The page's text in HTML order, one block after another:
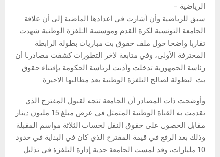
الرياضية –
سبق للرياضية وأن أشارت في اعدادها الماضية إلى أن علاقة
الجامعة التونسية لكرة القدم ومؤسسة التلفزة الوطنية شهدت
تقاربا واضحا حول ملف حقوق بث مباريات بطولة الرابطة
المحترفة الأولى، وفي متابعة لاخر التطورات كشفت مصادرنا أن
رئاسة الجمهورية تدخلت وأذنت لرئاسة الحكومة بإقتناء حقوق
بث البطولة لصالح التلفزة الوطنية بعد مطالبها الاخيرة .
وأوضحت ذات المصادر أن الجامعة تتجه لقبول المقترح الذي
تقدمت به القناة الوطنية المتمثل في عرض مبلغ 15 مليون دينار
مقابل الحصول على حقوق النقل لحساب الثلاثة مواسم المقبلة
وذلك بعد الرفع في قيمة المقترح الذي كان في البداية في حدود
10 مليارات، وقد لمست الجامعة جدية إدارة التلفزة في تذليل